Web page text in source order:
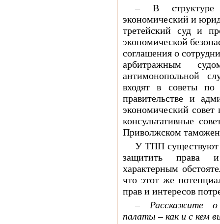
– В структуре
экономический и
третейский суд и
экономической
соглашения о
арбитражным
антимонопольной
входят в советы по
правительстве и
экономический совет
консультативные
Приволжском
У ТПП существуют
защитить права
характерным
что этот же
прав и интересов
– Расскажите о
палаты – как и с кем